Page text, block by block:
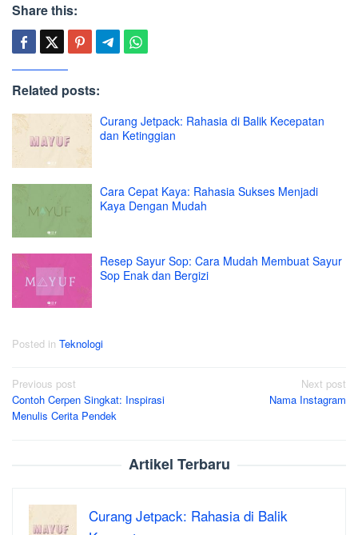
Share this:
Related posts:
Curang Jetpack: Rahasia di Balik Kecepatan
dan Ketinggian
Cara Cepat Kaya: Rahasia Sukses Menjadi
Kaya Dengan Mudah
Resep Sayur Sop: Cara Mudah Membuat Sayur
Sop Enak dan Bergizi
Posted in Teknologi
Post
navigation
Previous post
Contoh Cerpen Singkat: Inspirasi
Menulis Cerita Pendek
Next post
Nama Instagram
Artikel Terbaru
Curang Jetpack: Rahasia di Balik